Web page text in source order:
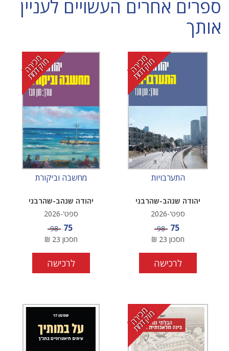
ספרים אחרים העשויים לעניין
אותך
מ
כ
י
ר
ה
מ
ו
ק
ד
מ
ת
התערבויות
יהודה שנהב-שהרבני
ספט'-2026
מחיר מבצע
75 מחיר
98
חסכון 23
₪
לרכישה
מ
כ
י
ר
ה
מ
ו
ק
ד
מ
ת
מחשבה וביקורת
יהודה שנהב-שהרבני
ספט'-2026
מחיר מבצע
75 מחיר
98
חסכון 23
₪
לרכישה
מ
כ
י
ר
ה
מ
ו
ק
ד
מ
ת